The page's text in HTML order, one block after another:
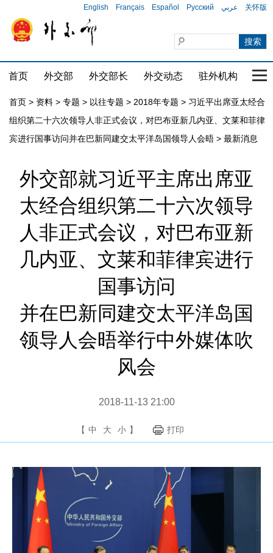
English Français Español Русский عربي 关怀版
首页 外交部 外交部长 外交动态 驻外机构 国
首页 > 资料 > 专题 > 以往专题 > 2018年专题 > 习近平出席亚太经合
组织第二十六次领导人非正式会议，对巴布亚新几内亚、文莱和菲律
宾进行国事访问并在巴新同建交太平洋岛国领导人会晤 > 最新消息
外交部就习近平主席出席亚
太经合组织第二十六次领导
人非正式会议，对巴布亚新
几内亚、文莱和菲律宾进行
国事访问
并在巴新同建交太平洋岛国
领导人会晤举行中外媒体吹
风会
2018-11-13 21:00
【 中 大 小 】 打印